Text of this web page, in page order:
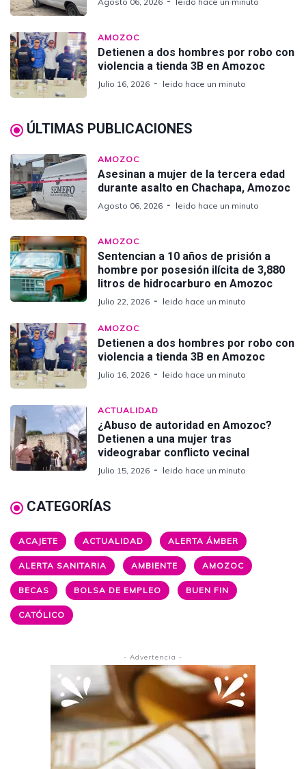
AMOZOC
Detienen a dos hombres por robo con
violencia a tienda 3B en Amozoc
Julio 16, 2026 leido hace un minuto
ÚLTIMAS PUBLICACIONES
AMOZOC
Asesinan a mujer de la tercera edad
durante asalto en Chachapa, Amozoc
Agosto 06, 2026 leido hace un minuto
AMOZOC
Sentencian a 10 años de prisión a
hombre por posesión ilícita de 3,880
litros de hidrocarburo en Amozoc
Julio 22, 2026 leido hace un minuto
AMOZOC
Detienen a dos hombres por robo con
violencia a tienda 3B en Amozoc
Julio 16, 2026 leido hace un minuto
ACTUALIDAD
¿Abuso de autoridad en Amozoc?
Detienen a una mujer tras
videograbar conflicto vecinal
Julio 15, 2026 leido hace un minuto
CATEGORÍAS
ACAJETE ACTUALIDAD ALERTA ÁMBER
ALERTA SANITARIA AMBIENTE AMOZOC
BECAS BOLSA DE EMPLEO BUEN FIN
CATÓLICO
- Advertencia -